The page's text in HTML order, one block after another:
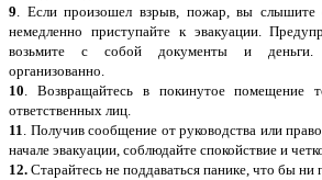
9. Если произошел взрыв, пожар, вы
немедленно приступайте к эвакуации.
возьмите с собой документы и деньги.
организованно.
10. Возвращайтесь в покинутое помещение
ответственных лиц.
11. Получив сообщение от руководства или
начале эвакуации, соблюдайте спокойствие и
12. Старайтесь не поддаваться панике, что бы ни